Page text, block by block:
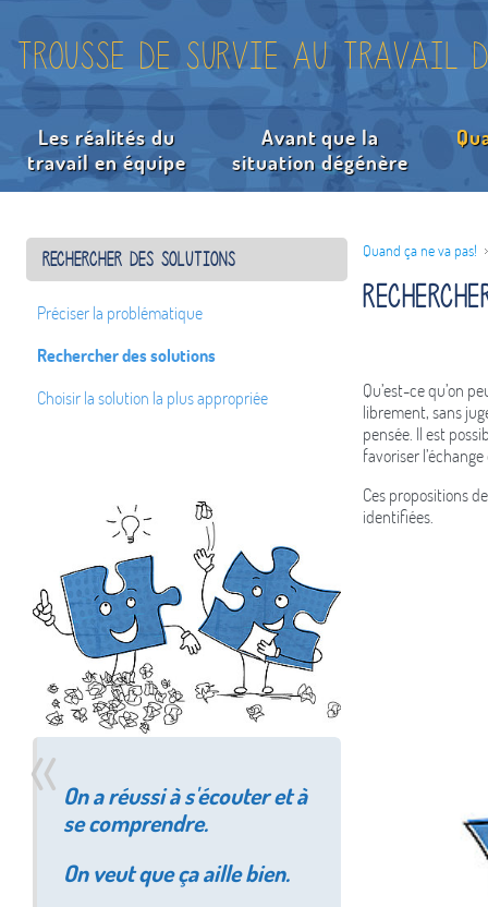
Trousse de survie au travail
Les réalités du
travail en équipe
Avant que la
situation dégénère
Choisir
Rechercher des solutions
Préciser la problématique
Rechercher des solutions
Choisir la solution la plus appropriée
On a réussi à s'écouter et à
se comprendre.
On veut que ça aille bien.
Quand ça ne va pas!
Qu’est-ce qu’on
librement, sans
pensée. Il est
favoriser
Ces propositions
identifiées.